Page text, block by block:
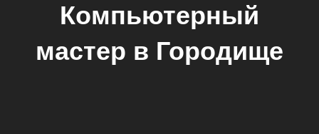
Компьютерный
мастер в Городище